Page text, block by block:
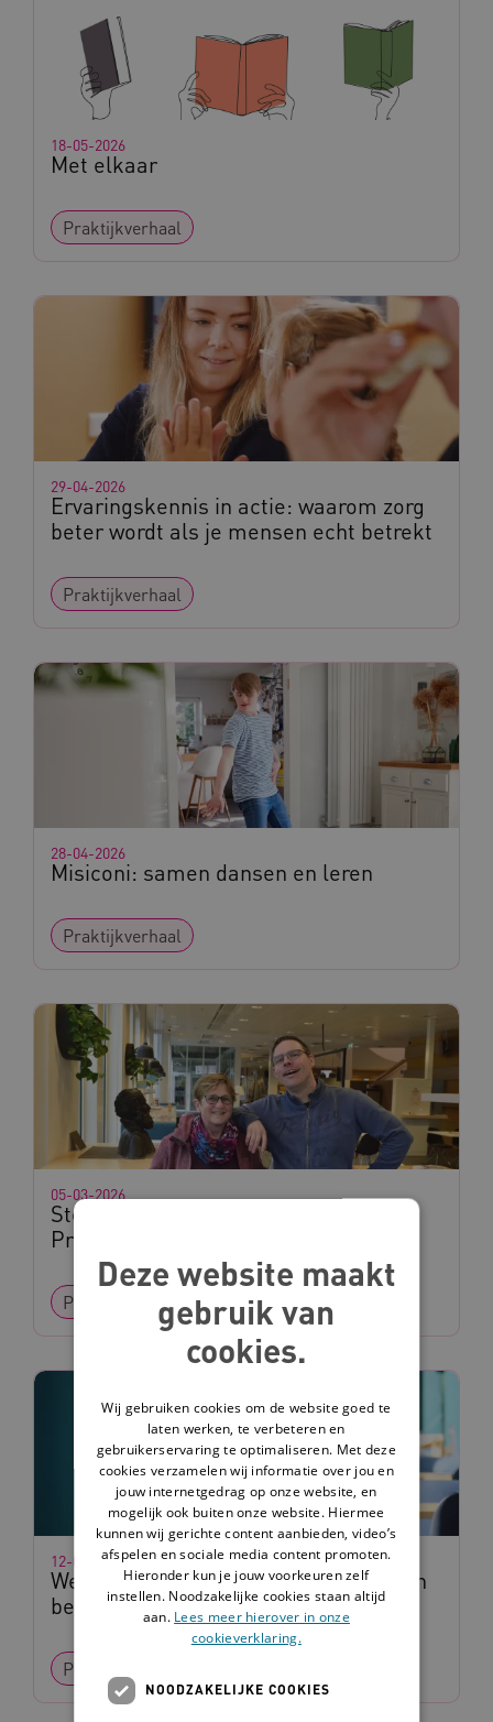
Met elkaar
18-05-2026
Praktijkverhaal
Ervaringskennis in actie: waarom zorg
beter wordt als je mensen echt betrekt
29-04-2026
Praktijkverhaal
Misiconi: samen dansen en leren
28-04-2026
Praktijkverhaal
Stembureaus inclusiever door
Prokkelduo's
05-03-2026
Praktijkverhaal
Werk Inclusief: meer mensen met een
beperking aan het werk
12-02-2026
Praktijkverhaal
Deze website maakt
gebruik van
cookies.
Wij gebruiken cookies om de website goed te
laten werken, te verbeteren en
gebruikerservaring te optimaliseren. Met deze
cookies verzamelen wij informatie over jou en
jouw internetgedrag op onze website, en
mogelijk ook buiten onze website. Hiermee
kunnen wij gerichte content aanbieden, video’s
afspelen en sociale media content promoten.
Hieronder kun je jouw voorkeuren zelf
instellen. Noodzakelijke cookies staan altijd
aan. Lees meer hierover in onze
cookieverklaring.
NOODZAKELIJKE COOKIES